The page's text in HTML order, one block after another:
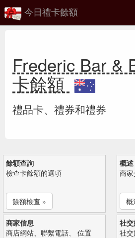
今日禮卡餘額
Frederic Bar &
卡餘額
禮品卡、禮券和禮券
餘額查詢
檢查卡餘額的選項
餘額檢查 »
概述
商
概
商家信息
商店網站、聯繫電話、 位置
社
社